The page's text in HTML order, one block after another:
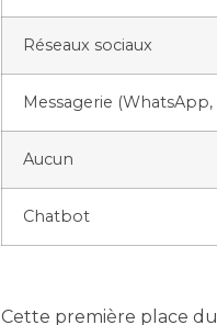
Réseaux sociaux
Messagerie
Aucun
Chatbot
Cette première place